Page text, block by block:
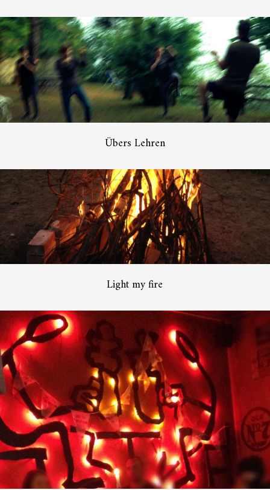
Übers Lehren
Light my fire